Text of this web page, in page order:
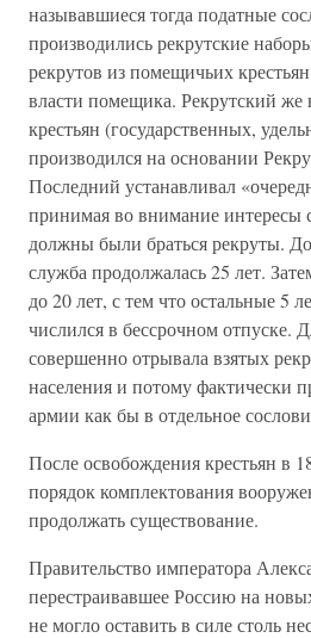
называвшиеся тогда податные
производились рекрутские
рекрутов из помещичьих
власти помещика. Рекрутский же
крестьян (государственных,
производился на основании
Последний устанавливал
принимая во внимание интересы
должны были браться рекруты.
служба продолжалась 25 лет.
до 20 лет, с тем что остальные 5
числился в бессрочном отпуске.
совершенно отрывала взятых
населения и потому фактически
армии как бы в отдельное
После освобождения крестьян в
порядок комплектования
продолжать существование.
Правительство императора
перестраивавшее Россию на
не могло оставить в силе столь